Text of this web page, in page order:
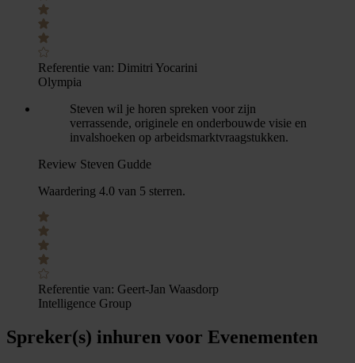
Referentie van: Dimitri Yocarini
Olympia
Steven wil je horen spreken voor zijn
verrassende, originele en onderbouwde visie en
invalshoeken op arbeidsmarktvraagstukken.
Review Steven Gudde
Waardering 4.0 van 5 sterren.
Referentie van: Geert-Jan Waasdorp
Intelligence Group
Spreker(s) inhuren voor Evenementen